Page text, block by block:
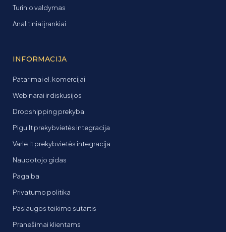
Turinio valdymas
Analitiniai įrankiai
INFORMACIJA
Patarimai el. komercijai
Webinarai ir diskusijos
Dropshipping prekyba
Pigu.lt prekybvietės integracija
Varle.lt prekybvietės integracija
Naudotojo gidas
Pagalba
Privatumo politika
Paslaugos teikimo sutartis
Pranešimai klientams